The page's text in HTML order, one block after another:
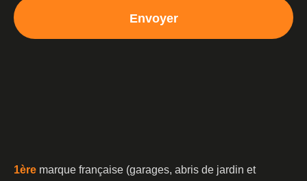
Envoyer
1ère marque française (garages, abris de jardin et